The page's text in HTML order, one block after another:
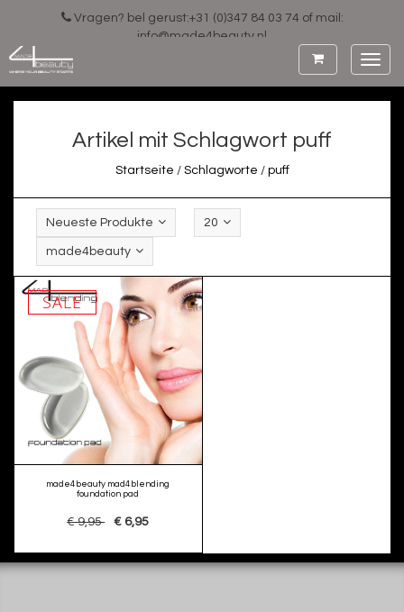
Vragen? bel gerust:+31 (0)347 84 03 74 of mail:
info@made4beauty.nl
Artikel mit Schlagwort puff
Startseite / Schlagworte / puff
Neueste Produkte 20
made4beauty
SALE
made4beauty mad4blending
foundation pad
€ 9,95 € 6,95